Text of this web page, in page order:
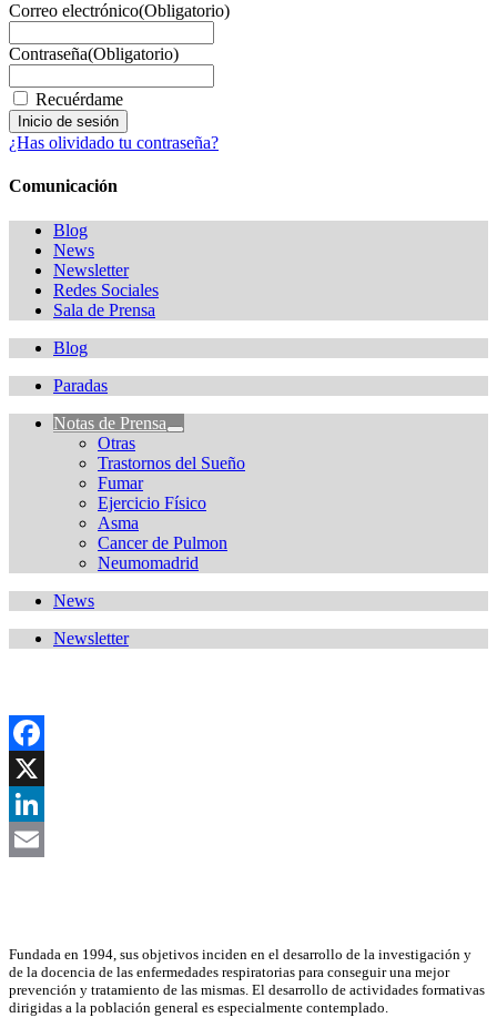
Correo electrónico(Obligatorio)
Contraseña(Obligatorio)
Recuérdame
¿Has olividado tu contraseña?
Comunicación
Blog
News
Newsletter
Redes Sociales
Sala de Prensa
Blog
Paradas
Notas de Prensa
Otras
Trastornos del Sueño
Fumar
Ejercicio Físico
Asma
Cancer de Pulmon
Neumomadrid
News
Newsletter
Facebook
X
LinkedIn
Fundada en 1994, sus objetivos inciden en el desarrollo de la investigación y
de la docencia de las enfermedades respiratorias para conseguir una mejor
prevención y tratamiento de las mismas. El desarrollo de actividades formativas
dirigidas a la población general es especialmente contemplado.